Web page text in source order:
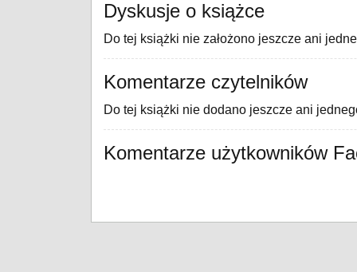
Dyskusje o książce
Do tej książki nie założono jeszcze ani
Komentarze czytelników
Do tej książki nie dodano jeszcze ani
Komentarze użytkowników